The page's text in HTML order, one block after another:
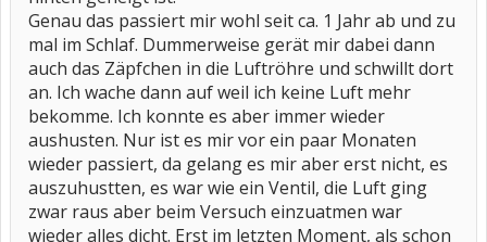
Genau das passiert mir wohl seit ca. 1 Jahr ab und zu
mal im Schlaf. Dummerweise gerät mir dabei dann
auch das Zäpfchen in die Luftröhre und schwillt dort
an. Ich wache dann auf weil ich keine Luft mehr
bekomme. Ich konnte es aber immer wieder
aushusten. Nur ist es mir vor ein paar Monaten
wieder passiert, da gelang es mir aber erst nicht, es
auszuhustten, es war wie ein Ventil, die Luft ging
zwar raus aber beim Versuch einzuatmen war
wieder alles dicht. Erst im letzten Moment, als schon